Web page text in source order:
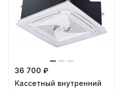
36 700 ₽
Кассетный внутренний